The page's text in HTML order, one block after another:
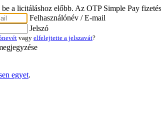
a licitáláshoz előbb. Az OTP Simple Pay
Felhasználónév / E-mail
Jelszó
vagy elfelejtette a jelszavát?
egyet.